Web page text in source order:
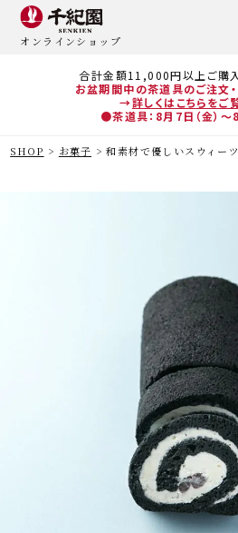
合計金額11,000円以上ご購
お盆期間中の茶道具のご注文
→詳しくはこちらをご
●茶道具：8月7日（金）～
オンラインショップ
SHOP お菓子 和素材で優しいスウィー